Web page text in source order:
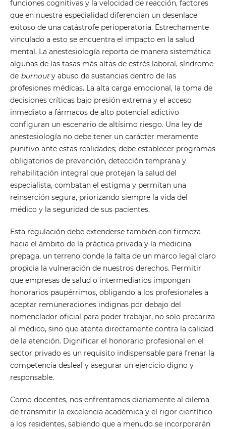
funciones cognitivas y la velocidad de reacción, factores
que en nuestra especialidad diferencian un desenlace
exitoso de una catástrofe perioperatoria. Estrechamente
vinculado a esto se encuentra el impacto en la salud
mental. La anestesiología reporta de manera sistemática
algunas de las tasas más altas de estrés laboral, síndrome
de burnouty abuso de sustancias dentro de las
profesiones médicas. La alta carga emocional, la toma de
decisiones críticas bajo presión extrema y el acceso
inmediato a fármacos de alto potencial adictivo
configuran un escenario de altísimo riesgo. Una ley de
anestesiología no debe tener un carácter meramente
punitivo ante estas realidades; debe establecer programas
obligatorios de prevención, detección temprana y
rehabilitación integral que protejan la salud del
especialista, combatan el estigma y permitan una
reinserción segura, priorizando siempre la vida del
médico y la seguridad de sus pacientes.
Esta regulación debe extenderse también con firmeza
hacia el ámbito de la práctica privada y la medicina
prepaga, un terreno donde la falta de un marco legal claro
propicia la vulneración de nuestros derechos. Permitir
que empresas de salud o intermediarios impongan
honorarios paupérrimos, obligando a los profesionales a
aceptar remuneraciones indignas por debajo del
nomenclador oficial para poder trabajar, no solo precariza
al médico, sino que atenta directamente contra la calidad
de la atención. Dignificar el honorario profesional en el
sector privado es un requisito indispensable para frenar la
competencia desleal y asegurar un ejercicio digno y
responsable.
Como docentes, nos enfrentamos diariamente al dilema
de transmitir la excelencia académica y el rigor científico
a los residentes, sabiendo que a menudo se incorporarán